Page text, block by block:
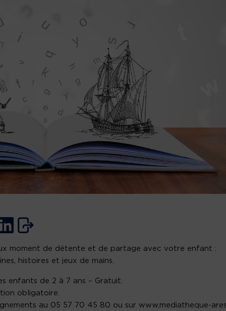
moment de détente et de partage avec votre enfant :
histoires et jeux de mains.
enfants de 2 à 7 ans – Gratuit.
obligatoire.
au 05 57 70 45 80 ou sur www.mediatheque-